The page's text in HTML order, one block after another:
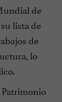
de
lista de
de
lo